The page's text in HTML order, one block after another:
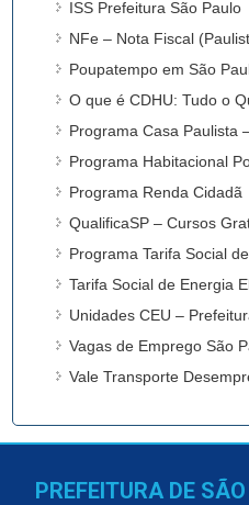
ISS Prefeitura São Paulo
NFe – Nota Fiscal
Poupatempo em São
O que é CDHU: Tudo o
Programa Casa Paulista
Programa Habitacional
Programa Renda Cidadã
QualificaSP – Cursos
Programa Tarifa Social
Tarifa Social de Energia
Unidades CEU –
Vagas de Emprego São
Vale Transporte
PREFEITURA DE